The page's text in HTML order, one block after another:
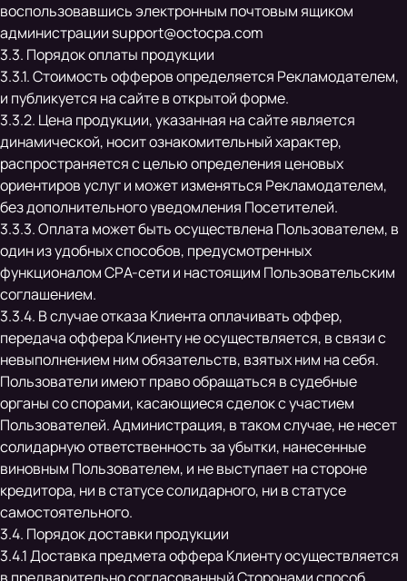
воспользовавшись электронным почтовым ящиком
администрации support@octocpa.com
3.3. Порядок оплаты продукции
3.3.1. Стоимость офферов определяется Рекламодателем,
и публикуется на сайте в открытой форме.
3.3.2. Цена продукции, указанная на сайте является
динамической, носит ознакомительный характер,
распространяется с целью определения ценовых
ориентиров услуг и может изменяться Рекламодателем,
без дополнительного уведомления Посетителей.
3.3.3. Оплата может быть осуществлена Пользователем, в
один из удобных способов, предусмотренных
функционалом СРА-сети и настоящим Пользовательским
соглашением.
3.3.4. В случае отказа Клиента оплачивать оффер,
передача оффера Клиенту не осуществляется, в связи с
невыполнением ним обязательств, взятых ним на себя.
Пользователи имеют право обращаться в судебные
органы со спорами, касающиеся сделок с участием
Пользователей. Администрация, в таком случае, не несет
солидарную ответственность за убытки, нанесенные
виновным Пользователем, и не выступает на стороне
кредитора, ни в статусе солидарного, ни в статусе
самостоятельного.
3.4. Порядок доставки продукции
3.4.1 Доставка предмета оффера Клиенту осуществляется